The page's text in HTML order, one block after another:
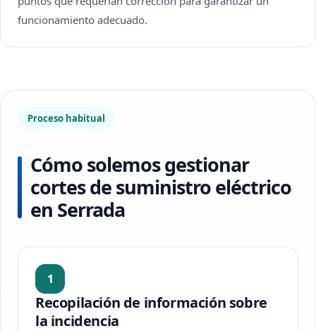
funcionamiento adecuado.
Proceso habitual
Cómo solemos gestionar
cortes de suministro eléctrico
en Serrada
1
Recopilación de información sobre
la incidencia